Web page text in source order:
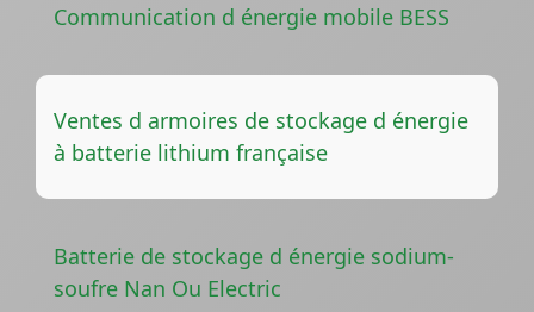
Communication d énergie mobile BESS
Ventes d armoires de stockage d énergie
à batterie lithium française
Batterie de stockage d énergie sodium-
soufre Nan Ou Electric